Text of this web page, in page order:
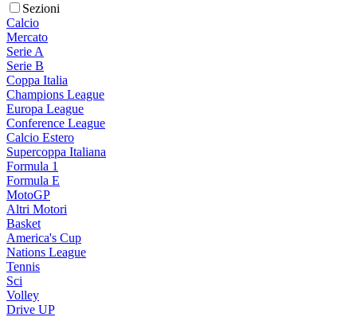
Sezioni
Calcio
Mercato
Serie A
Serie B
Coppa Italia
Champions League
Europa League
Conference League
Calcio Estero
Supercoppa Italiana
Formula 1
Formula E
MotoGP
Altri Motori
Basket
America's Cup
Nations League
Tennis
Sci
Volley
Drive UP